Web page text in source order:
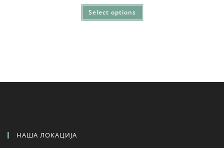
Select options
НАША ЛОКАЦИЈА